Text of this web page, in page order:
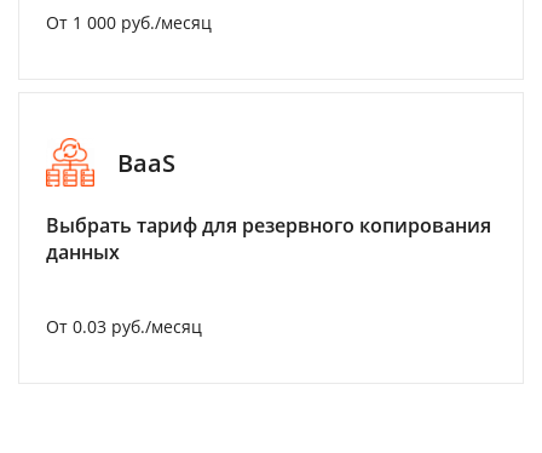
От 1 000 руб./месяц
BaaS
Выбрать тариф для резервного копирования
данных
От 0.03 руб./месяц